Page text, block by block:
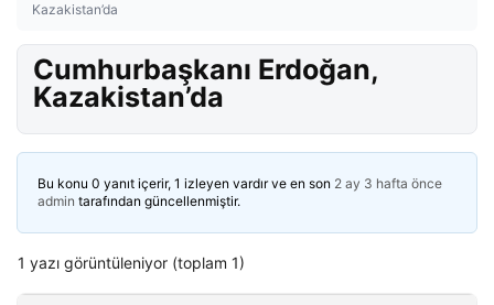
Kazakistan’da
Cumhurbaşkanı Erdoğan,
Kazakistan’da
Bu konu 0 yanıt içerir, 1 izleyen vardır ve en son 2 ay 3 hafta önce
admin tarafından güncellenmiştir.
1 yazı görüntüleniyor (toplam 1)